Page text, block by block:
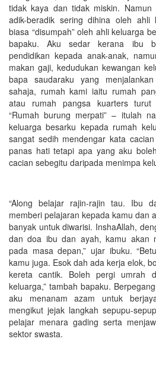
tidak kaya dan tidak miskin.
adik-beradik sering dihina oleh ahli
biasa “disumpah” oleh ahli keluarga
bapaku. Aku sedar kerana ibu
pendidikan kepada anak-anak,
makan gaji, kedudukan kewangan
bapa saudaraku yang
sahaja, rumah kami iaitu rumah
atau rumah pangsa kuarters turut
“Rumah burung merpati” – itulah
keluarga besarku kepada rumah
sangat sedih mendengar kata
panas hati tetapi apa yang aku
cacian sebegitu daripada menimpa
“Along belajar rajin-rajin tau. Ibu
memberi pelajaran kepada kamu dan
banyak untuk diwarisi. InshaAllah,
dan doa ibu dan ayah, kamu akan
pada masa depan,” ujar ibuku.
kamu juga. Esok dah ada kerja elok,
kereta cantik. Boleh pergi umrah
keluarga,” tambah bapaku.
aku menanam azam untuk
mengikut jejak langkah sepupu-
pelajar menara gading serta
sektor swasta.